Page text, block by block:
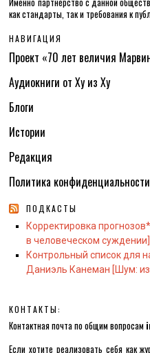
как стандарты, так и требования к
НАВИГАЦИЯ
Проект «70 лет величия
Аудиокниги от Ху из Ху
Блоги
Истории
Редакция
Политика конфиденциальности
ПОДКАСТЫ
Корректировка
в человеческом суждении]
Контрольный список для
Даниэль Канеман [Шум:
КОНТАКТЫ:
Контактная почта по общим вопросам
Если хотите реализовать себя как